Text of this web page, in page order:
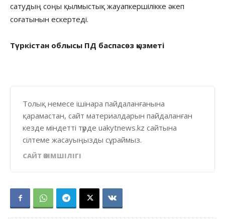
сатудың соңы қылмыстық жауапкершілікке әкеп
соғатынын ескертеді.
Түркістан облысы ПД баспасөз қызметі
Толық немесе ішінара пайдаланғанына
қарамастан, сайт материалдарын пайдаланған
кезде міндетті түрде uakytnews.kz сайтына
сілтеме жасауыңызды сұраймыз.
САЙТ ӘКІМШІЛІГІ